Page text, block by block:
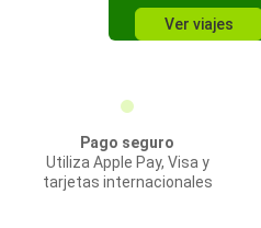
Ver viajes
Pago seguro
Utiliza Apple Pay, Visa y
tarjetas internacionales